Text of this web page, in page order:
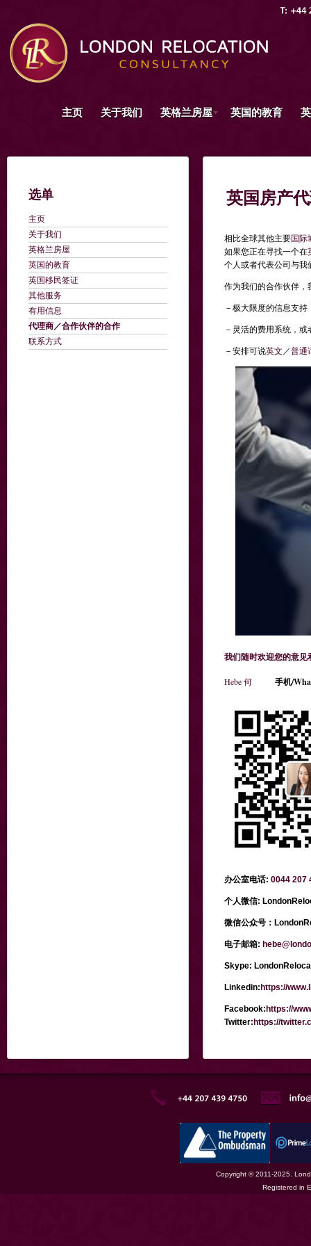
主页 关于我们 英格兰房屋 英国的教育
选单
主页
关于我们
英格兰房屋
英国的教育
英国移民签证
其他服务
有用信息
代理商／合作伙伴的合作
联系方式
英国房产
相比全球其他主要国际
如果您正在寻找一个在
个人或者代表公司与我
作为我们的合作伙伴，
－极大限度的信息支持
－灵活的费用系统，
－安排可说英文 ／普通
我们随时欢迎您的意见
Hebe 何 手机/
办公室电话: 0044 207
个人微信:
微信公众号：
电子邮箱:
Skype:
Linkedin:https://
Facebook:https://
Twitter:https://
Copyright © 2011-2025.
Registered in